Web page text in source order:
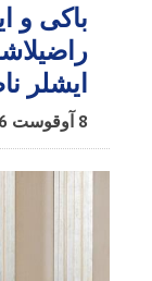
باکی و
ایشلر
8 آوقوست 15:16